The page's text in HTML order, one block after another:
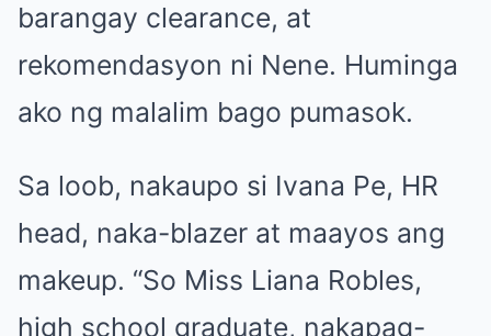
barangay clearance, at
rekomendasyon ni Nene. Huminga
ako ng malalim bago pumasok.
Sa loob, nakaupo si Ivana Pe, HR
head, naka-blazer at maayos ang
makeup. “So Miss Liana Robles,
high school graduate, nakapag-